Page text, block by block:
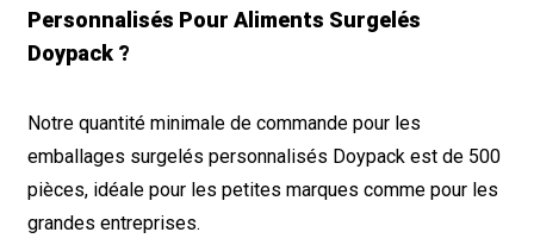
Personnalisés Pour Aliments Surgelés
Doypack ?
Notre quantité minimale de commande pour les
emballages surgelés personnalisés Doypack est de 500
pièces, idéale pour les petites marques comme pour les
grandes entreprises.